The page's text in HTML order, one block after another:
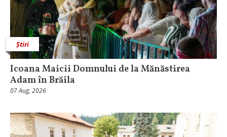
Știri
Icoana Maicii Domnului de la Mănăstirea
Adam în Brăila
07 Aug, 2026